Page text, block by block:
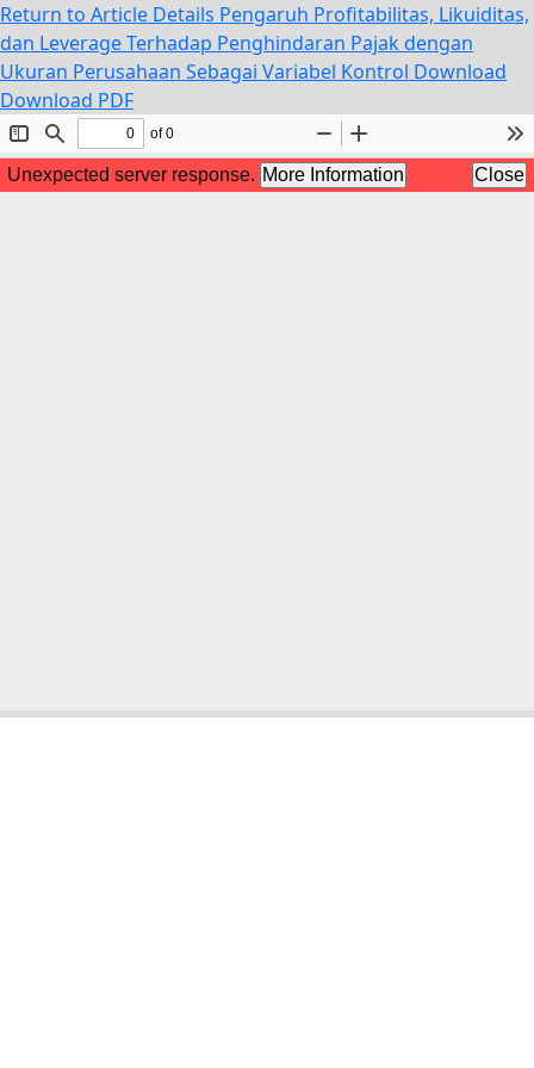
Return to Article Details Pengaruh Profitabilitas, Likuiditas,
dan Leverage Terhadap Penghindaran Pajak dengan
Ukuran Perusahaan Sebagai Variabel Kontrol Download
Download PDF